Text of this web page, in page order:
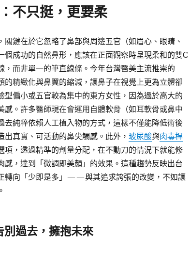
不只挺，更要柔
鍵在於它忽略了鼻部與周邊五官（如眉心、眼睛、
個成功的自然鼻形，應該在正面觀察時呈現柔和的雙C
，而非單一的筆直線條。今年台灣醫美主流推崇的
的精緻化與鼻翼的縮減，讓鼻子在視覺上更為立體卻
型偏小或五官較為集中的東方女性，因為過於高大的
感。許多醫師現在會運用自體軟骨（如耳軟骨或鼻中
去純粹依賴人工植入物的方式，這樣不僅能降低術後
真實、可活動的鼻尖觸感。此外， 玻尿酸與肉毒桿
項，透過精準的劑量分配，在不動刀的情況下就能修
感，達到「微調即美顏」的效果。這種趨勢反映出台
轉向「少即是多」——與其追求誇張的改變，不如讓
過去，擁抱未來